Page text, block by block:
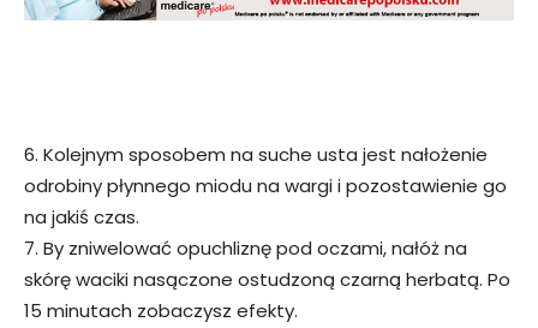
6. Kolejnym sposobem na suche usta jest nałożenie
odrobiny płynnego miodu na wargi i pozostawienie go
na jakiś czas.
7. By zniwelować opuchliznę pod oczami, nałóż na
skórę waciki nasączone ostudzoną czarną herbatą. Po
15 minutach zobaczysz efekty.